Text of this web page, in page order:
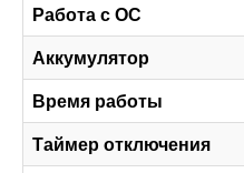
Работа с ОС
Аккумулятор
Время работы
Таймер отключения